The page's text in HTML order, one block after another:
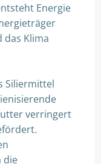
Energie
das Klima
Siliermittel
verringert
die